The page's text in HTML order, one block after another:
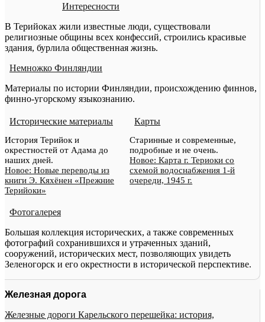
Интересности
В Терийоках жили известные люди, существовали
религиозные общины всех конфессий, строились красивые
здания, бурлила общественная жизнь.
Немножко Финляндии
Материалы по истории Финляндии, происхождению финнов,
финно-угорскому языкознанию.
Исторические материалы
История Терийок и
окрестностей от Адама до
наших дней.
Новое: Новые переводы из
книги Э. Кяхёнен «Прежние
Терийоки»
Карты
Старинные и современные,
подробные и не очень.
Новое: Карта г. Териоки со
схемой водоснабжения 1-й
очереди, 1945 г.
Фотогалерея
Большая коллекция исторических, а также современных
фотографий сохранившихся и утраченных зданий,
сооружений, исторических мест, позволяющих увидеть
Зеленогорск и его окрестности в исторической перспективе.
Железная дорога
Железные дороги Карельского перешейка: история,